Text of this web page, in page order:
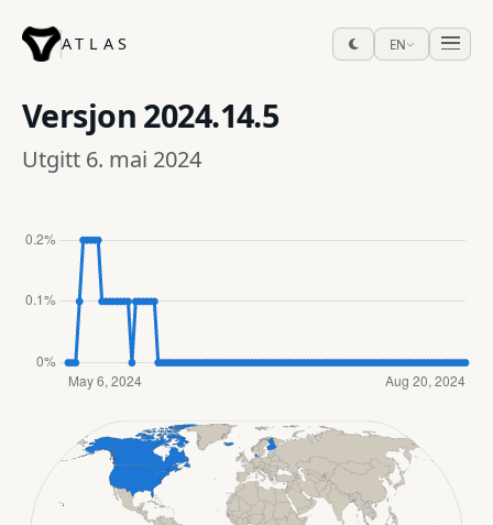
ATLAS EN
Versjon 2024.14.5
Utgitt 6. mai 2024